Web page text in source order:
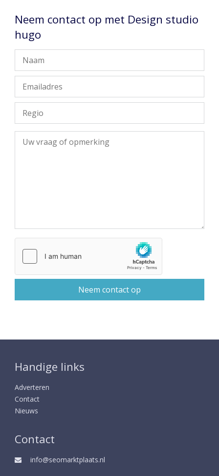
Neem contact op met Design studio
hugo
Handige links
Adverteren
Contact
Nieuws
Contact
info@seomarktplaats.nl